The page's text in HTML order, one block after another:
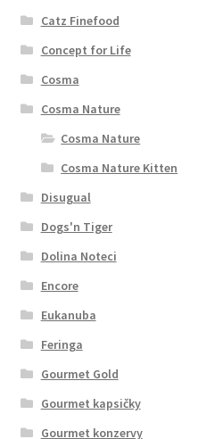
Catz Finefood
Concept for Life
Cosma
Cosma Nature
Cosma Nature
Cosma Nature Kitten
Disugual
Dogs'n Tiger
Dolina Noteci
Encore
Eukanuba
Feringa
Gourmet Gold
Gourmet kapsičky
Gourmet konzervy